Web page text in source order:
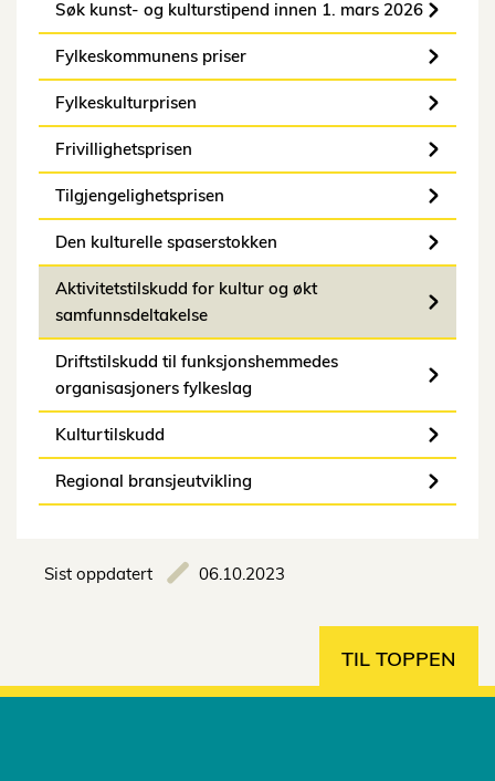
Søk kunst- og kulturstipend innen 1. mars 2026
Fylkeskommunens priser
Fylkeskulturprisen
Frivillighetsprisen
Tilgjengelighetsprisen
Den kulturelle spaserstokken
Aktivitetstilskudd for kultur og økt
samfunnsdeltakelse
Driftstilskudd til funksjonshemmedes
organisasjoners fylkeslag
Kulturtilskudd
Regional bransjeutvikling
Sist oppdatert 06.10.2023
TIL TOPPEN